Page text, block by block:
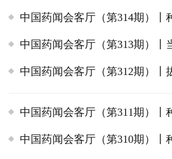
中国药闻会客厅（第314期）丨
中国药闻会客厅（第313期）丨
中国药闻会客厅（第312期）丨
中国药闻会客厅（第311期）丨
中国药闻会客厅（第310期）丨